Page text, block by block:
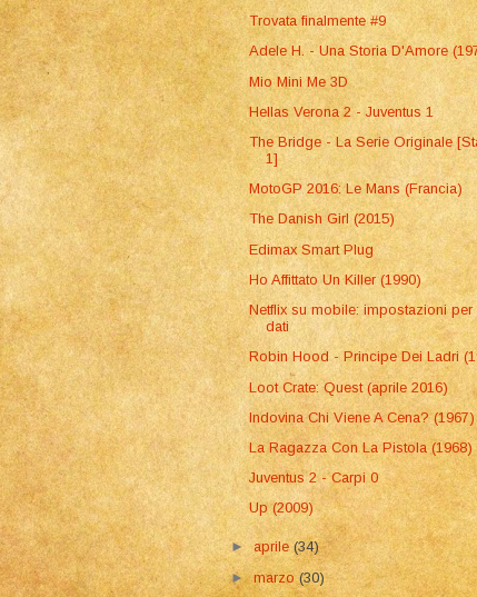
Trovata finalmente #9
Adele H. - Una Storia D'Amore
Mio Mini Me 3D
Hellas Verona 2 - Juventus 1
The Bridge - La Serie Originale
1]
MotoGP 2016: Le Mans (Francia)
The Danish Girl (2015)
Edimax Smart Plug
Ho Affittato Un Killer (1990)
Netflix su mobile: impostazioni per
dati
Robin Hood - Principe Dei Ladri
Loot Crate: Quest (aprile 2016)
Indovina Chi Viene A Cena? (1967)
La Ragazza Con La Pistola (1968)
Juventus 2 - Carpi 0
Up (2009)
►aprile(34)
►marzo(30)